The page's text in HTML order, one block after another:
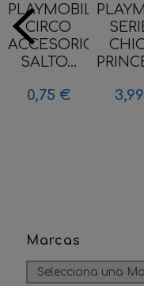
Marcas
PLAYMOBIL
CIRCO
ACCESORIO
SALTO...
0,75 €